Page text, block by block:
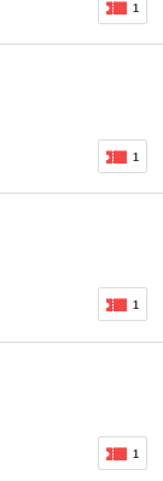
1
1
1
1